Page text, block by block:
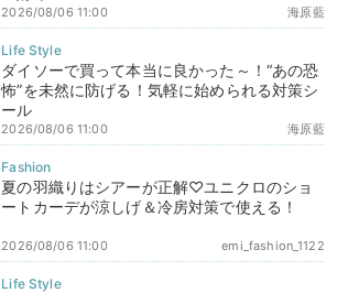
海原藍
2026/08/06 11:00
ダイソーで買って本当に良かった～！“あの恐
怖”を未然に防げる！気軽に始められる対策シ
ール
海原藍
2026/08/06 11:00
夏の羽織りはシアーが正解♡ユニクロのショ
ートカーデが涼しげ＆冷房対策で使える！
emi_fashion_1122
2026/08/06 11:00